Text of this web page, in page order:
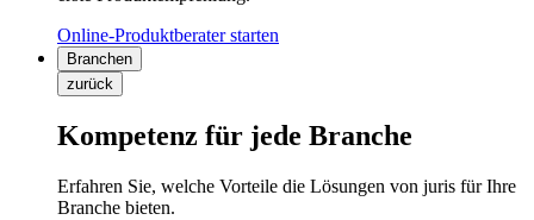
Online-Produktberater starten
Branchen
zurück
Kompetenz für jede Branche
Erfahren Sie, welche Vorteile die Lösungen von juris für Ihre
Branche bieten.